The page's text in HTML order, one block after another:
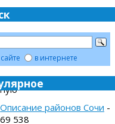
в интернете
Описание районов Сочи -
69 538